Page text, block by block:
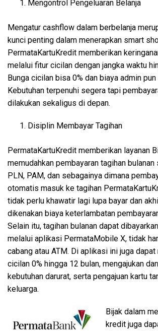
Mengontrol Pengeluaran Belanja
Mengatur cashflow dalam berbelanja
kunci penting dalam menerapkan smart
PermataKartuKredit memberikan
melalui fitur cicilan dengan jangka waktu
Bunga cicilan bisa 0% dan biaya admin
Kebutuhan terpenuhi segera tapi
dilakukan sekaligus di depan.
Disiplin Membayar Tagihan
PermataKartuKredit memberikan layanan
memudahkan pembayaran tagihan
PLN, PAM, dan sebagainya dimana
otomatis masuk ke tagihan
tidak perlu khawatir lagi lupa bayar dan
dikenakan biaya keterlambatan
Selain itu, tagihan bulanan dapat
melalui aplikasi PermataMobile X, tidak
cabang atau ATM. Di aplikasi ini juga dapat
cicilan 0% hingga 12 bulan, mengajukan
kebutuhan darurat, serta pengajuan kartu
keluarga.
Bijak dalam
kredit juga